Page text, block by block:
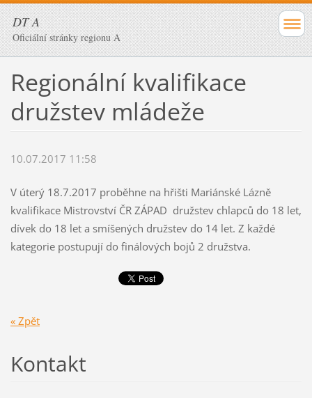
DT A
Oficiální stránky regionu A
Regionální kvalifikace
družstev mládeže
10.07.2017 11:58
V úterý 18.7.2017 proběhne na hřišti Mariánské Lázně
kvalifikace Mistrovství ČR ZÁPAD družstev chlapců do 18 let,
dívek do 18 let a smíšených družstev do 14 let. Z každé
kategorie postupují do finálových bojů 2 družstva.
« Zpět
Kontakt